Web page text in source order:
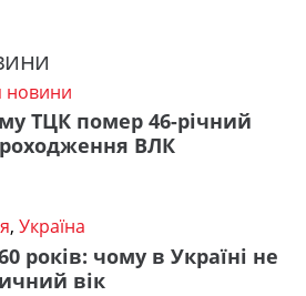
новини
ТЦК помер 46-річний
ВЛК
, Україна
років: чому в Україні не
вік